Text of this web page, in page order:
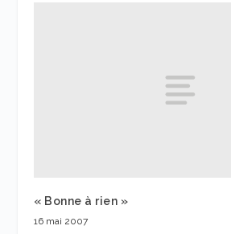
« Bonne à rien »
16 mai 2007